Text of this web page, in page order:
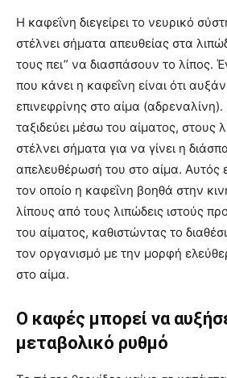
Η καφεΐνη διεγείρει το νευρικό
στέλνει σήματα απευθείας στα
τους πει” να διασπάσουν το λίπος.
που κάνει η καφεΐνη είναι ότι
επινεφρίνης στο αίμα (αδρεναλίνη).
ταξιδεύει μέσω του αίματος, στους
στέλνει σήματα για να γίνει η
απελευθέρωσή του στο αίμα. Αυτός
τον οποίο η καφεΐνη βοηθά στην
λίπους από τους λιπώδεις ιστούς
του αίματος, καθιστώντας το
τον οργανισμό με την μορφή
στο αίμα.
Ο καφές μπορεί να
μεταβολικό ρυθμό